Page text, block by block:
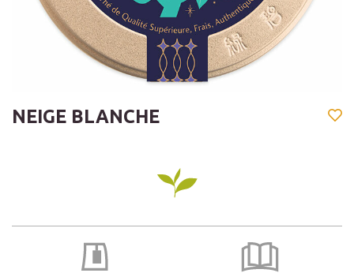
NEIGE BLANCHE